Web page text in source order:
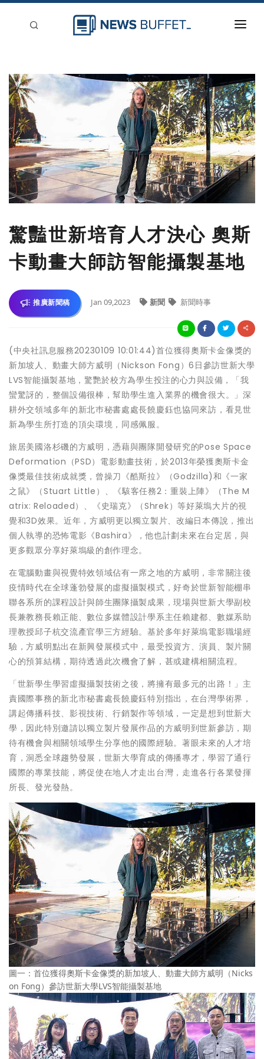
新聞稿分類
驚豔世新培育人才決心 奧斯
卡動畫大師訪智能攝製基地
推廣新聞稿 Jan 09,2023 新聞 新聞時事
(中央社訊息服務20230109 10:01:44)首位獲得奧斯卡金像獎的
新加坡人、動畫大師方威明（Nickson Fong）6日參訪世新大學
LVS智能攝製基地，驚艷於校方為學生投注的心力與設備，「我
蠻驚訝的，整個設備很棒，幫助學生進入業界的機會很大。」深
耕外交領域多年的新北巿秘書處處長饒慶鈺也協同來訪，看見世
新為學生所打造的頂尖環境，同感佩服。
旅居美國洛杉磯的方威明，憑藉與團隊開發研究的Pose Space
Deformation（PSD）電影動畫技術，於2013年榮獲奧斯卡金
像獎最佳技術成就獎，曾操刀《酷斯拉》（Godzilla)和《一家
之鼠》（Stuart Little）、《駭客任務2：重裝上陣》（The M
atrix: Reloaded）、《史瑞克》（Shrek）等好萊塢大片的視
覺和3D效果。近年，方威明更以獨立製片、改編日本傳說，推出
個人執導的恐怖電影《Bashira》，他也計劃未來在台定居，與
更多觀眾分享好萊塢級的創作理念。
在電腦動畫與視覺特效領域佔有一席之地的方威明，非常關注後
疫情時代在全球蓬勃發展的虛擬攝製模式，好奇於世新智能棚串
聯各系所的課程設計與師生團隊攝製成果，現場與世新大學副校
長兼教務長賴正能、數位多媒體設計學系主任賴建都、數媒系助
理教授邱子杭交流產官學三方經驗。基於多年好萊塢電影職場經
驗，方威明點出在新興發展模式中，最受投資方、演員、製片關
心的預算結構，期待透過此次機會了解，甚或建構相關流程。
「世新學生學習虛擬攝製技術之後，將擁有最多元的出路！」主
責國際事務的新北市秘書處長饒慶鈺特別指出，在台灣學術界，
講起傳播科技、影視技術、行銷製作等領域，一定是想到世新大
學，因此特別邀請以獨立製片發展作品的方威明到世新參訪，期
待有機會與相關領域學生分享他的國際經驗。著眼未來的人才培
育，洞悉全球趨勢發展，世新大學育成的傳播專才，學習了通行
國際的專業技能，將促使在地人才走出台灣，走進各行各業發揮
所長、發光發熱。
圖一：首位獲得奧斯卡金像獎的新加坡人、動畫大師方威明（Nicks
on Fong）參訪世新大學LVS智能攝製基地